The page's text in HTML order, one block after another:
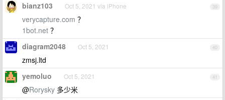
39
bianz103 Oct 5, 2021 via iPhone
verycapture.com ？
1bot.net ？
40
diagram2048 Oct 5, 2021
zmsj.ltd
41
yemoluo Oct 5, 2021
@Rorysky 多少米